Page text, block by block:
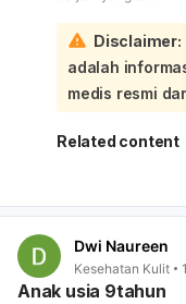
Postinor dapat
mundur
haid yang
Namun, kalau
tetap lakukan tes
bila ada riwayat
dokter umum.
Disclaimer:
adalah
medis resmi
Related content
Dwi Naureen
Kesehatan Kulit
Anak usia 9tahun